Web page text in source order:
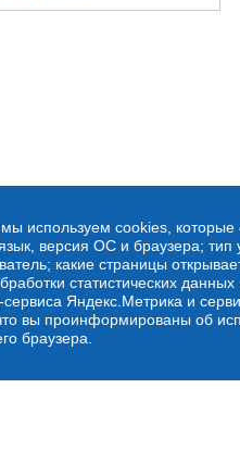
используем cookies,
версия ОС и браузера; тип
какие страницы
статистических данных
Яндекс.Метрика и
вы проинформированы об
браузера.